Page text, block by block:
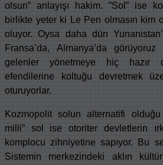
olsun” anlayışı hakim. ”Sol” ise
birlikte yeter ki Le Pen olmasın kim
oluyor. Oysa daha dün
Fransa’da, Almanya’da
gelenler yönetmeye hiç hazır
efendilerine koltuğu devretmek
oturuyorlar.
Kozmopolit solun alternatifi
milli” sol ise otoriter devletlerin
komplocu zihniyetine sapıyor. Bu
Sistemin merkezindeki aklın